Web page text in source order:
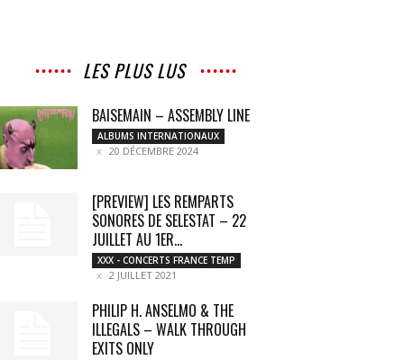
LES PLUS LUS
BAISEMAIN – ASSEMBLY LINE
ALBUMS INTERNATIONAUX
20 DÉCEMBRE 2024
[PREVIEW] LES REMPARTS
SONORES DE SELESTAT – 22
JUILLET AU 1ER...
XXX - CONCERTS FRANCE TEMP
2 JUILLET 2021
PHILIP H. ANSELMO & THE
ILLEGALS – WALK THROUGH
EXITS ONLY